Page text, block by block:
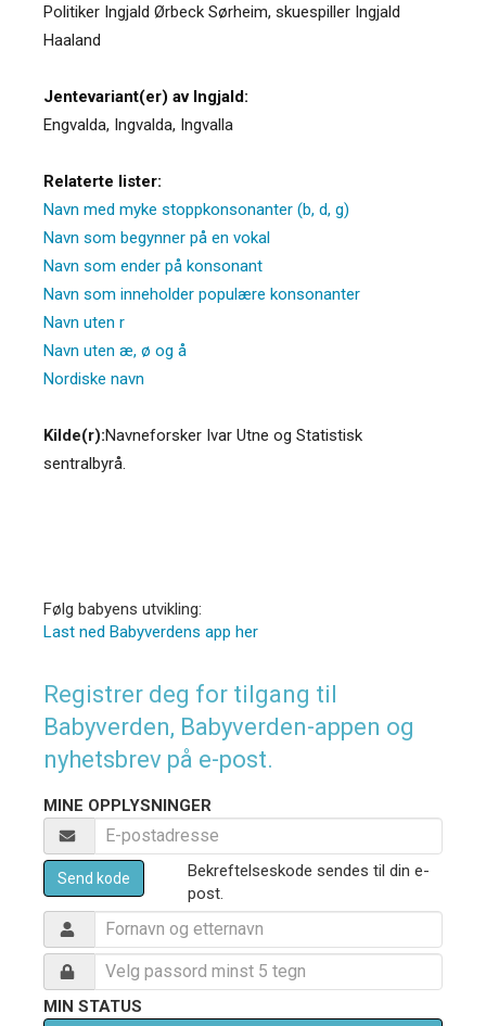
Politiker Ingjald Ørbeck Sørheim, skuespiller Ingjald
Haaland
Jentevariant(er) av Ingjald:
Engvalda, Ingvalda, Ingvalla
Relaterte lister:
Navn med myke stoppkonsonanter (b, d, g)
Navn som begynner på en vokal
Navn som ender på konsonant
Navn som inneholder populære konsonanter
Navn uten r
Navn uten æ, ø og å
Nordiske navn
Kilde(r):Navneforsker Ivar Utne og Statistisk
sentralbyrå.
Følg babyens utvikling:
Last ned Babyverdens app her
Registrer deg for tilgang til
Babyverden, Babyverden-appen og
nyhetsbrev på e-post.
MINE OPPLYSNINGER
Send kode
Bekreftelseskode sendes til din e-
post.
MIN STATUS